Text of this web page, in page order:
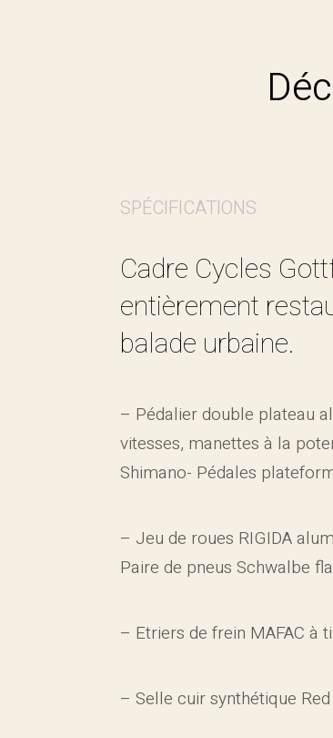
SPÉCIFICATIONS
Cadre Cycles
entièrement
balade urbaine.
– Pédalier double plateau
vitesses, manettes à la
Shimano- Pédales
– Jeu de roues RIGIDA
Paire de pneus Schwalbe
– Etriers de frein MAFAC à
– Selle cuir synthétique